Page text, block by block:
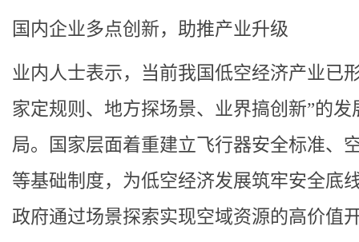
国内企业多点创新，助推产业升级
业内人士表示，当前我国低空经济产业已
家定规则、地方探场景、业界搞创新”的发
局。国家层面着重建立飞行器安全标准、
等基础制度，为低空经济发展筑牢安全底
政府通过场景探索实现空域资源的高价值